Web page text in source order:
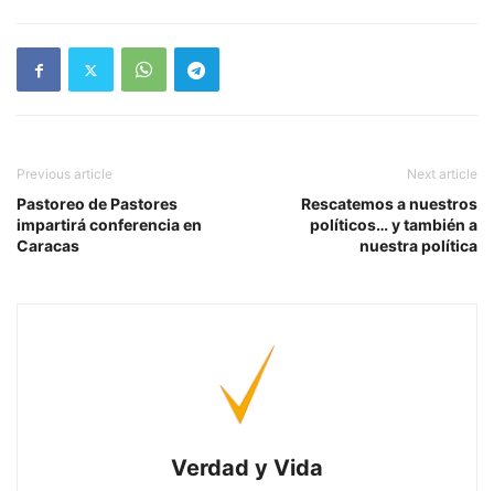
Previous article
Pastoreo de Pastores
impartirá conferencia en
Caracas
Next article
Rescatemos a nuestros
políticos… y también a
nuestra política
Verdad y Vida